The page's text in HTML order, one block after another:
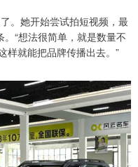
。她开始尝试拍短视频，最
“想法很简单，就是数量不
样就能把品牌传播出去。”